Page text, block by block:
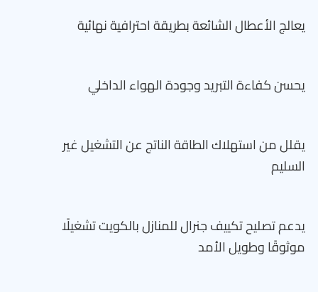
يعالج الأعطال الشائعة بطريقة احترافية نهائية
يحسن كفاءة التبريد وجودة الهواء الداخلي
يقلل من استهلاك الطاقة الناتج عن التشغيل غير
السليم
يدعم تصليح تكييف جنرال للمنازل بالكويت تشغيلًا
موثوقًا وطويل الأمد